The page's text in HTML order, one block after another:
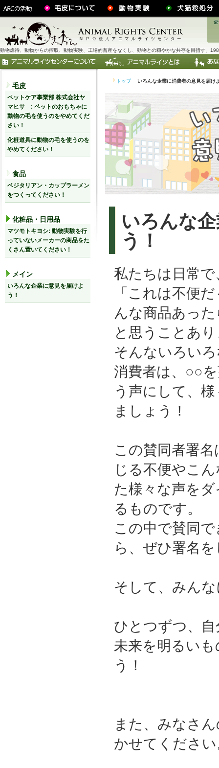
動物虐待、動物からの搾取、動物実験、工場的畜産をなくし、動物との穏やかな共存を目指す、
トップ いろんな企業に消費者の意見を届け
いろんな
う！
私たちは日常で
「これは不便
んな商品あっ
と思うことあ
そんないろい
消費者は、○○
う声にして、
ましょう！
この賛同者署
じる不便やこ
た様々な声を
るものです。
この中で賛同
ら、ぜひ署名
そして、みん
ひとつずつ、
未来を明るい
う！
また、みなさ
かせてくださ
毛皮
ペットケア事業部 株式会社ヤ
マヒサ : ペットのおもちゃに
動物の毛を使うのをやめてくだ
さい！
化粧道具に動物の毛を使うのを
やめてください！
食品
ベジタリアン・カップラーメン
をつくってください！
化粧品・日用品
マツモトキヨシ: 動物実験を行
っていないメーカーの商品をた
くさん置いてください！
メイン
いろんな企業に意見を届けよ
う！